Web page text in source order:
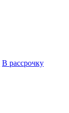
В рассрочку